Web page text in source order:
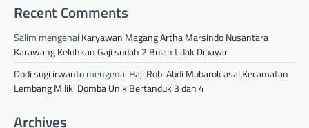
Recent Comments
Salim mengenai Karyawan Magang Artha Marsindo Nusantara
Karawang Keluhkan Gaji sudah 2 Bulan tidak Dibayar
Dodi sugi irwantomengenai Haji Robi Abdi Mubarok asal Kecamatan
Lembang Miliki Domba Unik Bertanduk 3 dan 4
Archives